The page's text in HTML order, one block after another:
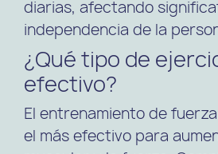
diarias, afectando
independencia de la
¿Qué tipo de
efectivo?
El entrenamiento de
el más efectivo para